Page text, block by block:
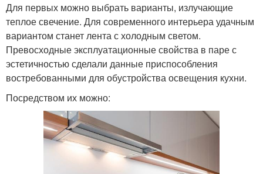
Для первых можно выбрать варианты, излучающие
теплое свечение. Для современного интерьера удачным
вариантом станет лента с холодным светом.
Превосходные эксплуатационные свойства в паре с
эстетичностью сделали данные приспособления
востребованными для обустройства освещения кухни.
Посредством их можно: